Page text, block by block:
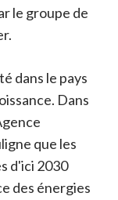
le groupe de
dans le pays
Dans
que les
d'ici 2030
des énergies